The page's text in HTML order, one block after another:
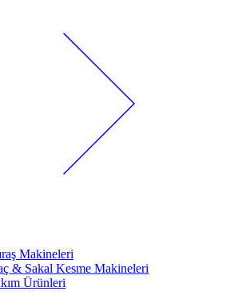
Makineleri
& Sakal Kesme Makineleri
Ürünleri